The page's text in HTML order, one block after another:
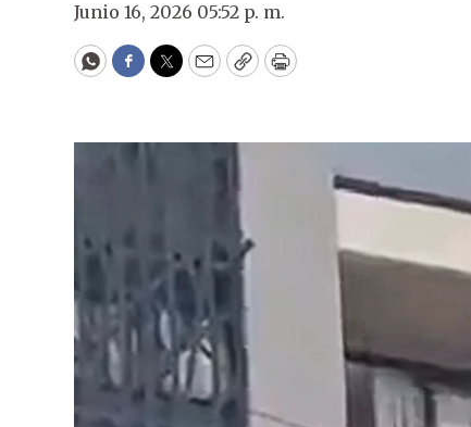
Junio 16, 2026 05:52 p. m.
WhatsApp
Facebook
Twitter
EmailCopyPrint